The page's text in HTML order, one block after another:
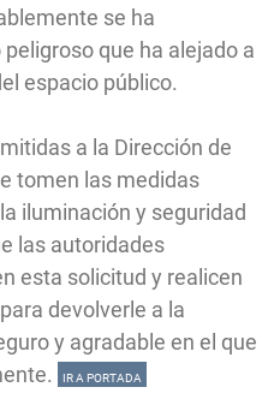
se ha
que ha alejado a
espacio público.
a la Dirección de
tomen las medidas
iluminación y seguridad
las autoridades
esta solicitud y realicen
devolverle a la
y agradable en el que
IR A PORTADA